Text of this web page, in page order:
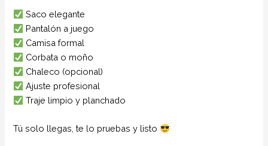
Saco elegante
Pantalón a juego
Camisa formal
Corbata o moño
Chaleco (opcional)
Ajuste profesional
Traje limpio y planchado
Tú solo llegas, te lo pruebas y listo